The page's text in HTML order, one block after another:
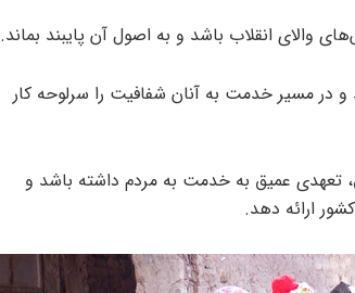
والای انقلاب باشد و به اصول آن پایبند بماند.
مسیر خدمت به آنان شفافیت را سرلوحه کار
عمیق به خدمت به مردم داشته باشد و
ارائه دهد.